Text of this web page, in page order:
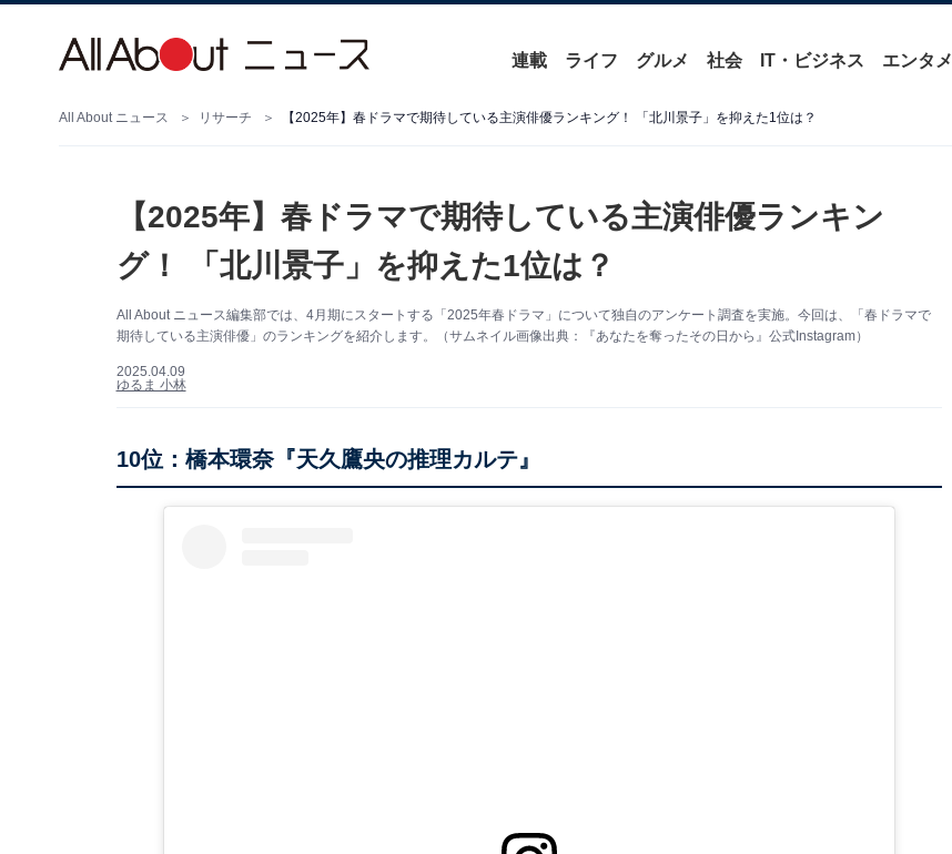
連載 ライフ グルメ 社会 IT・ビジネス エンタメ
All About ニュース リサーチ 【2025年】春ドラマで期待している主演俳優ランキング！ 「北川景子」を抑えた1位は？
【2025年】春ドラマで期待している主演俳優ランキン
グ！ 「北川景子」を抑えた1位は？
All About ニュース編集部では、4月期にスタートする「2025年春ドラマ」について独自のアンケート調査を実施。今回は、「春ドラマで
期待している主演俳優」のランキングを紹介します。（サムネイル画像出典：『あなたを奪ったその日から』公式Instagram）
2025.04.09
ゆるま 小林
10位：橋本環奈『天久鷹央の推理カルテ』